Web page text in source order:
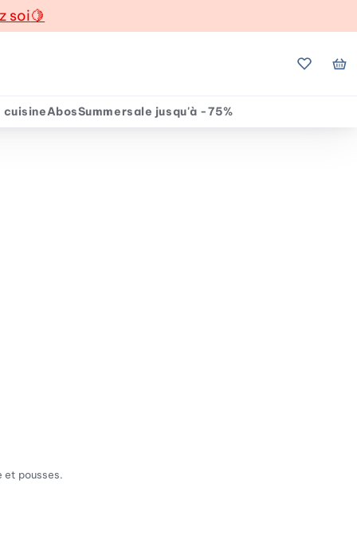
soi🍋
Mes
cuisineAbosSummersale jusqu'à -75%
et pousses.